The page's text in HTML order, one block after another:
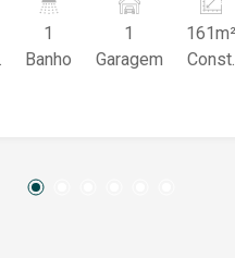
frios, além de cozinha
Na área íntima, são 03
sendo 01 suíte com closet,
pátio com espaço gourmet
1
Banho
1
Garagem
161m²
Const.